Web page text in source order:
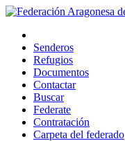
Senderos
Refugios
Documentos
Contactar
Buscar
Federate
Contratación
Carpeta del federado